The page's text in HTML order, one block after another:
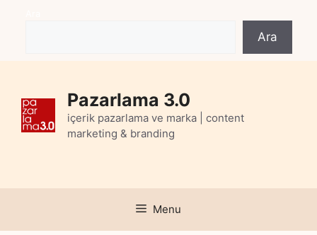
Ara
Pazarlama 3.0
içerik pazarlama ve marka | content
marketing & branding
Menu